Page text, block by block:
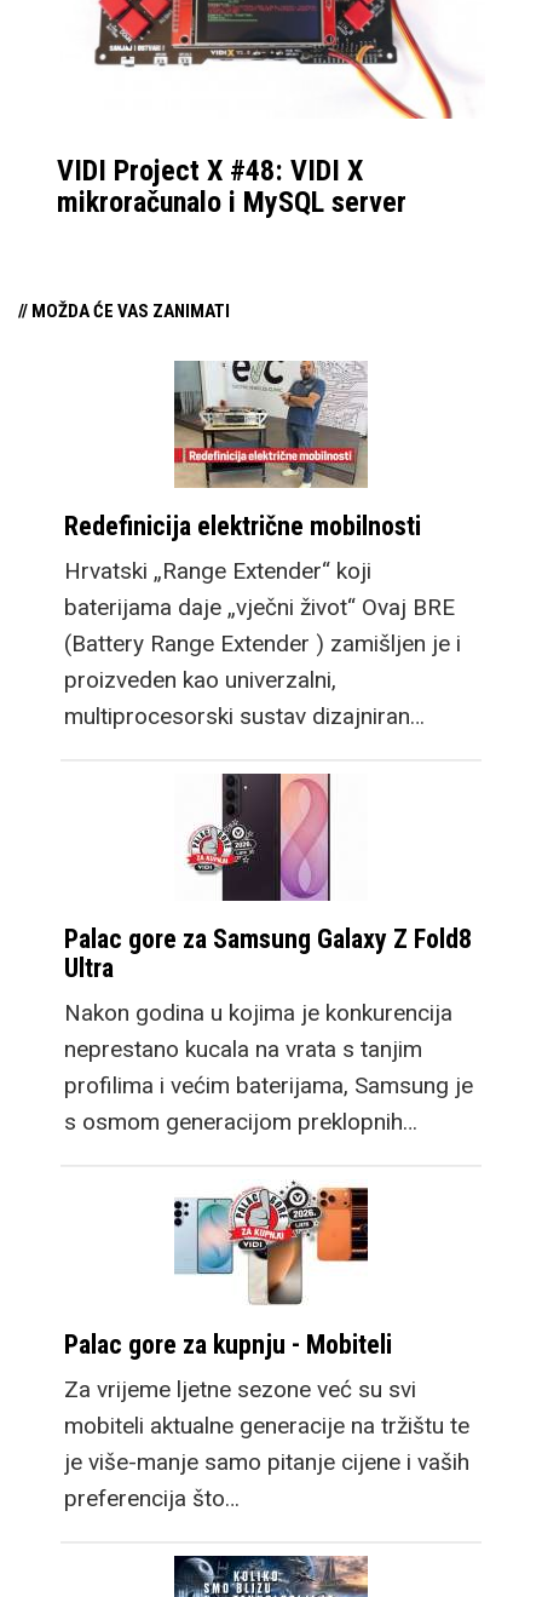
VIDI Project X #48: VIDI X
mikroračunalo i MySQL server
// MOŽDA ĆE VAS ZANIMATI
Redefinicija električne mobilnosti
Hrvatski „Range Extender“ koji
baterijama daje „vječni život“ Ovaj BRE
(Battery Range Extender ) zamišljen je i
proizveden kao univerzalni,
multiprocesorski sustav dizajniran…
Palac gore za Samsung Galaxy Z Fold8
Ultra
Nakon godina u kojima je konkurencija
neprestano kucala na vrata s tanjim
profilima i većim baterijama, Samsung je
s osmom generacijom preklopnih…
Palac gore za kupnju - Mobiteli
Za vrijeme ljetne sezone već su svi
mobiteli aktualne generacije na tržištu te
je više-manje samo pitanje cijene i vaših
preferencija što…